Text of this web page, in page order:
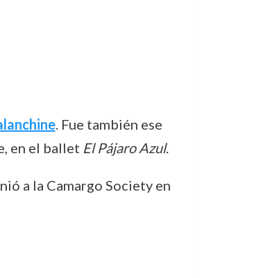
. Fue también ese
en el ballet El Pájaro Azul.
a la Camargo Society en